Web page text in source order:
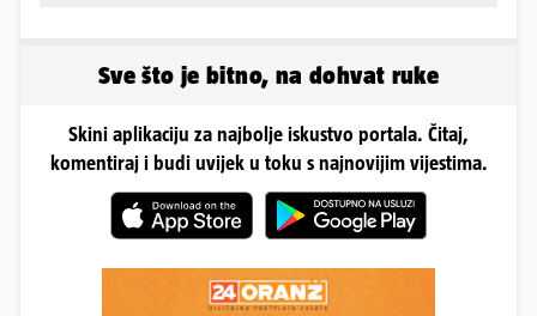
Sve što je bitno, na dohvat ruke
Skini aplikaciju za najbolje iskustvo portala. Čitaj,
komentiraj i budi uvijek u toku s najnovijim vijestima.